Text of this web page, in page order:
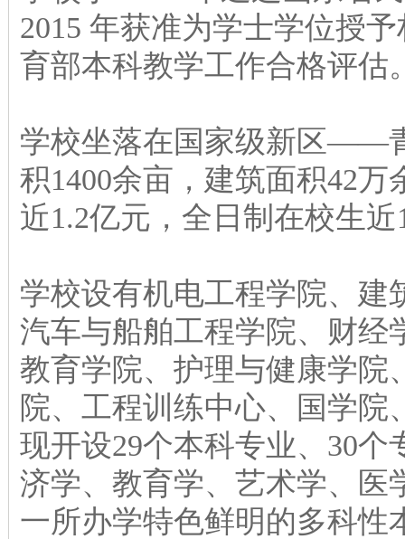
2015 年获准为学士学位授
育部本科教学工作合格评估
学校坐落在国家级新区——
积1400余亩，建筑面积42
近1.2亿元，全日制在校生近
学校设有机电工程学院、建
汽车与船舶工程学院、财经
教育学院、护理与健康学院
院、工程训练中心、国学院
现开设29个本科专业、30
济学、教育学、艺术学、医
一所办学特色鲜明的多科性